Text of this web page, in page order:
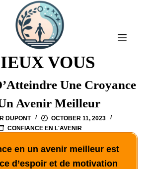
VOUS
Une Croyance
Avenir Meilleur
DUPONT
OCTOBER 11, 2023
CONFIANCE EN L'AVENIR
en un avenir meilleur est
d’espoir et de motivation